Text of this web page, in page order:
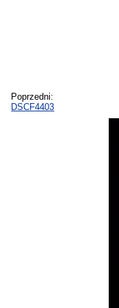
Poprzedni:
DSCF4403